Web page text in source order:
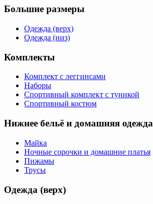
Большие размеры
Одежда (верх)
Одежда (низ)
Комплекты
Комплект с леггинсами
Наборы
Спортивный комплект с туникой
Спортивный костюм
Нижнее бельё и домашняя одежда
Майка
Ночные сорочки и домашние платья
Пижамы
Трусы
Одежда (верх)